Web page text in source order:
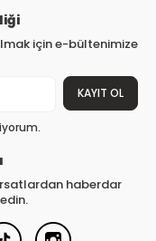
için e-bültenimize
KAYIT OL
haberdar